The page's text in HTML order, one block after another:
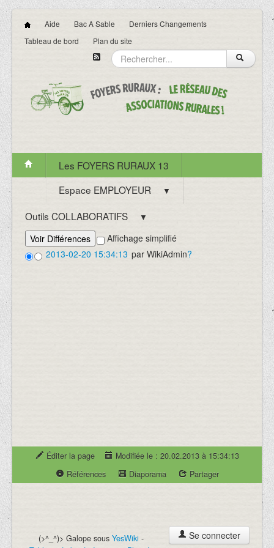
Aide Bac A Sable
Derniers Changements
Tableau de bord
Plan du site
Les FOYERS RURAUX 13
Espace EMPLOYEUR
▼
Outils COLLABORATIFS ▼
Affichage simplifié
2013-02-20 15:34:13 par WikiAdmin?
Éditer la page
Modifiée le : 20.02.2013 à 15:34:13
Références
Diaporama Partager
Se connecter
(>^_^)> Galope sous YesWiki -